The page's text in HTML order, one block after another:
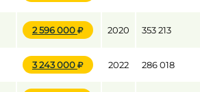
2 596 000 2020 353 213
3 243 000 2022 286 018